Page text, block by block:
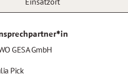
GESA GmbH
Pick